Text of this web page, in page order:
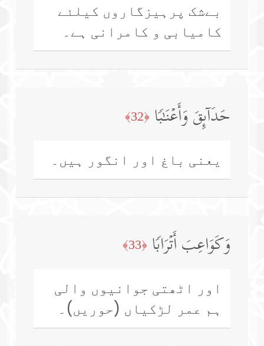
بےشک پرہیزگاروں کیلئے
کامیابی و کامرانی ہے۔
حَدَاۤىِٕقَ وَأَعۡنَـٰبࣰا ﴿32﴾
یعنی باغ اور انگور ہیں۔
وَكَوَاعِبَ أَتۡرَابࣰا ﴿33﴾
اور اٹھتی جوانیوں والی
ہم عمر لڑکیاں (حوریں)۔